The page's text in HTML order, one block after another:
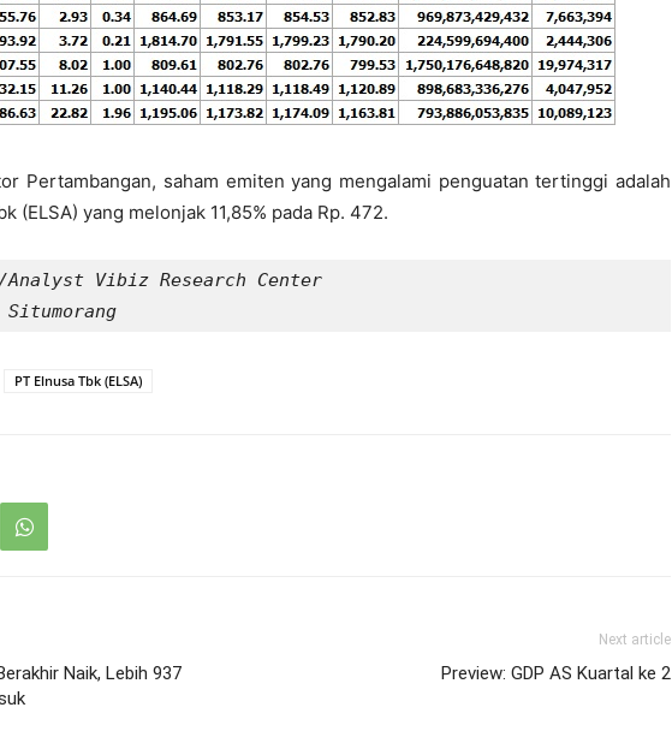
Pertambangan, saham emiten yang mengalami penguatan tertinggi adalah
(ELSA) yang melonjak 11,85% pada Rp. 472.
Analyst Vibiz Research Center
PT Elnusa Tbk (ELSA)
Naik, Lebih 937
Next article
Preview: GDP AS Kuartal ke 2